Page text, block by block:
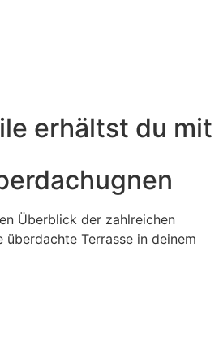
erhältst du mit
Überblick der zahlreichen
Terrasse in deinem